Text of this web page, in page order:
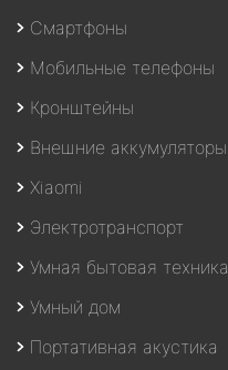
Смартфоны
Мобильные телефоны
Кронштейны
Внешние аккумуляторы
Xiaomi
Электротранспорт
Умная бытовая техника
Умный дом
Портативная акустика